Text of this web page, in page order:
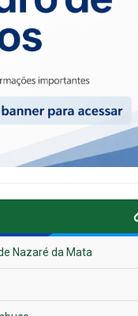
Nazaré da Mata